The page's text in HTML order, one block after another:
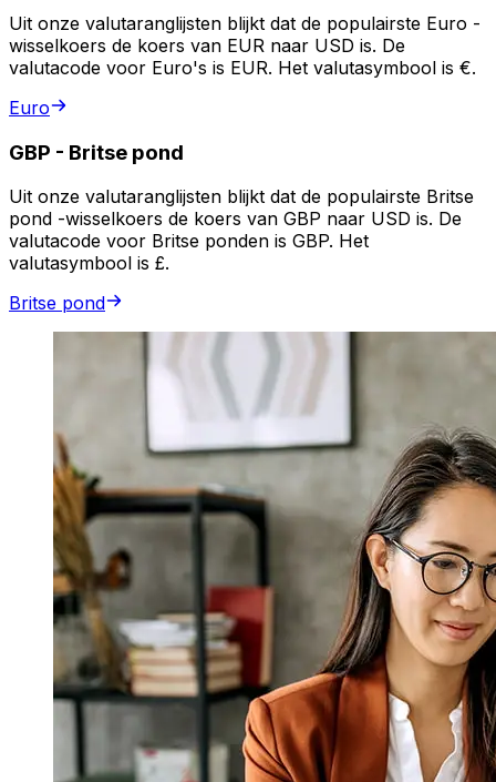
Uit onze valutaranglijsten blijkt dat de populairste Euro -
wisselkoers de koers van EUR naar USD is. De
valutacode voor Euro's is EUR. Het valutasymbool is €.
Euro
GBP - Britse pond
Uit onze valutaranglijsten blijkt dat de populairste Britse
pond -wisselkoers de koers van GBP naar USD is. De
valutacode voor Britse ponden is GBP. Het
valutasymbool is £.
Britse pond